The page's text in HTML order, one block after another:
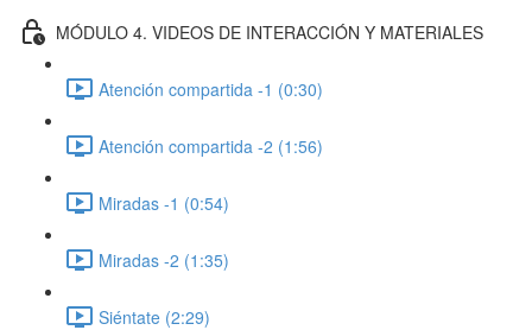
MÓDULO 4. VIDEOS DE INTERACCIÓN Y MATERIALES
Atención compartida -1 (0:30)
Atención compartida -2 (1:56)
Miradas -1 (0:54)
Miradas -2 (1:35)
Siéntate (2:29)